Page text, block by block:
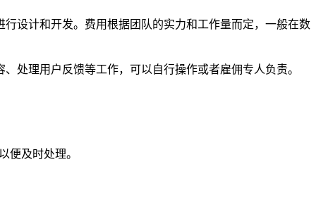
设计和开发。费用根据团队的实力和工作量而定，一般在数
处理用户反馈等工作，可以自行操作或者雇佣专人负责。
便及时处理。